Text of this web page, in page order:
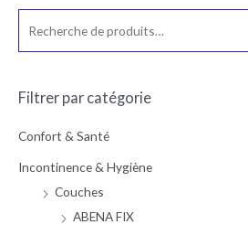
Filtrer par catégorie
Confort & Santé
Incontinence & Hygiène
Couches
ABENA FIX